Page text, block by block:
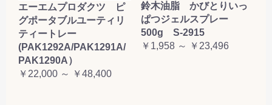
エーエムプロダクツ ピ
グポータブルユーティリ
ティートレー
(PAK1292A/PAK1291A/
PAK1290A）
￥22,000 ～ ￥48,400
鈴木油脂 かびとりいっ
ぱつジェルスプレー
500g S-2915
￥1,958 ～ ￥23,496